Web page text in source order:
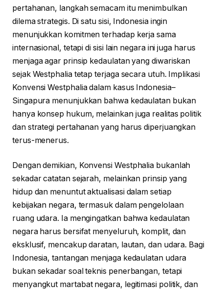
pertahanan, langkah semacam itu menimbulkan
dilema strategis. Di satu sisi, Indonesia ingin
menunjukkan komitmen terhadap kerja sama
internasional, tetapi di sisi lain negara ini juga harus
menjaga agar prinsip kedaulatan yang diwariskan
sejak Westphalia tetap terjaga secara utuh. Implikasi
Konvensi Westphalia dalam kasus Indonesia–
Singapura menunjukkan bahwa kedaulatan bukan
hanya konsep hukum, melainkan juga realitas politik
dan strategi pertahanan yang harus diperjuangkan
terus-menerus.
Dengan demikian, Konvensi Westphalia bukanlah
sekadar catatan sejarah, melainkan prinsip yang
hidup dan menuntut aktualisasi dalam setiap
kebijakan negara, termasuk dalam pengelolaan
ruang udara. Ia mengingatkan bahwa kedaulatan
negara harus bersifat menyeluruh, komplit, dan
eksklusif, mencakup daratan, lautan, dan udara. Bagi
Indonesia, tantangan menjaga kedaulatan udara
bukan sekadar soal teknis penerbangan, tetapi
menyangkut martabat negara, legitimasi politik, dan